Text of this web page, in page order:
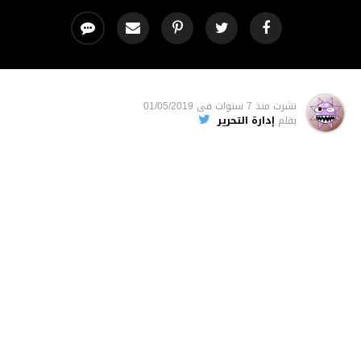
نشرت منذ 7 سنوات فى 01/05/2019
بقلم إدارة التحرير